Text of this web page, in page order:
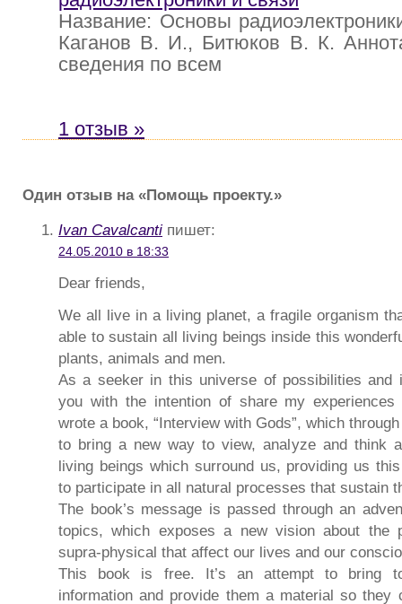
Название: Основы
Каганов В. И., Битюков В. К.
сведения по всем
1 отзыв »
Один отзыв на «Помощь проекту.»
Ivan Cavalcanti пишет:
24.05.2010 в 18:33
Dear friends,
We all live in a living planet, a fragile organism
able to sustain all living beings inside this
plants, animals and men.
As a seeker in this universe of possibilities and
you with the intention of share my
wrote a book, “Interview with Gods”, which
to bring a new way to view, analyze and think
living beings which surround us, providing us
to participate in all natural processes that sustain
The book’s message is passed through an
topics, which exposes a new vision about the
supra-physical that affect our lives and our
This book is free. It’s an attempt to bring to
information and provide them a material so they